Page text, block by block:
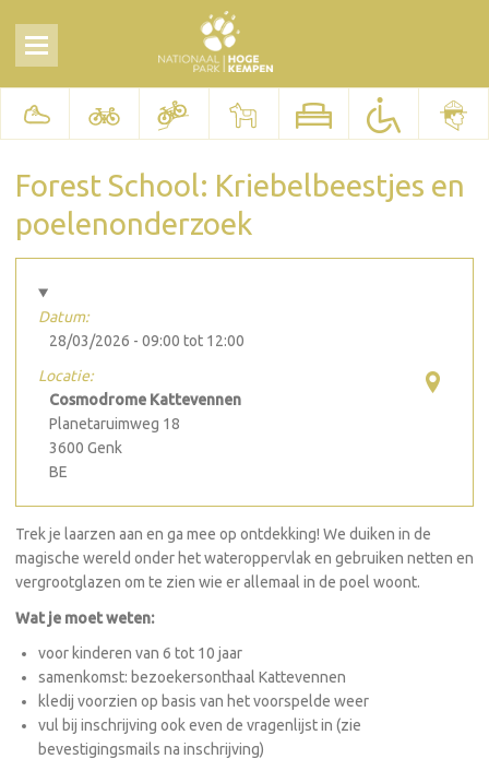
Forest School: Kriebelbeestjes en
poelenonderzoek
Datum:
28/03/2026 - 09:00 tot 12:00
Locatie:
Cosmodrome Kattevennen
Planetaruimweg 18
3600 Genk
BE
Trek je laarzen aan en ga mee op ontdekking! We duiken in de
magische wereld onder het wateroppervlak en gebruiken netten en
vergrootglazen om te zien wie er allemaal in de poel woont.
Wat je moet weten:
voor kinderen van 6 tot 10 jaar
samenkomst: bezoekersonthaal Kattevennen
kledij voorzien op basis van het voorspelde weer
vul bij inschrijving ook even de vragenlijst in (zie
bevestigingsmails na inschrijving)